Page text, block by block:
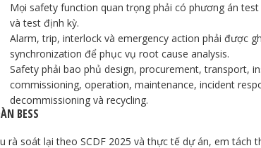
Mọi safety function quan trọng phải có phương án test
và test định kỳ.
Alarm, trip, interlock và emergency action phải được
synchronization để phục vụ root cause analysis.
Safety phải bao phủ design, procurement, transport,
commissioning, operation, maintenance, incident
decommissioning và recycling.
BESS
rà soát lại theo SCDF 2025 và thực tế dự án, em tách